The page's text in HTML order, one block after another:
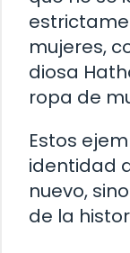
mujeres,
diosa
ropa de
Estos
identidad
nuevo,
de la